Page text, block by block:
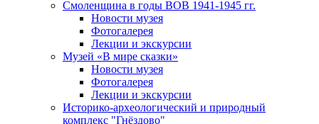
Смоленщина в годы ВОВ 1941-1945 гг.
Новости музея
Фотогалерея
Лекции и экскурсии
Музей «В мире сказки»
Новости музея
Фотогалерея
Лекции и экскурсии
Историко-археологический и природный
комплекс "Гнёздово"